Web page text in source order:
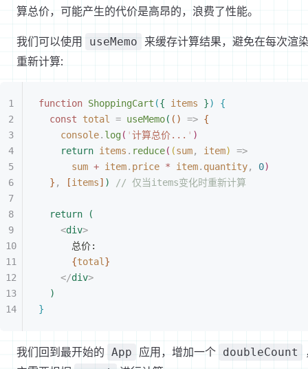
算总价，可能产生的代价是高昂的，浪费了性能。
我们可以使用 useMemo
来缓存计算结果，避免在每次渲
重新计算:
function ShoppingCart ({ items })
{
const total = useMemo( ( ) => {
console. log( '计算总价... ' )
return items . reduce( (sum, item) =>
sum + item. price * item. quantity, 0)
} , [items] ) // 仅当items变化时重新计算
return
(
<div>
总价:
{total }
</div>
)
}
我们回到最开始的 App 应用，增加一个 doubleCount